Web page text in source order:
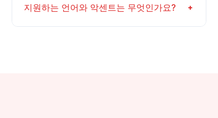
지원하는 언어와 악센트는 무엇인가요?